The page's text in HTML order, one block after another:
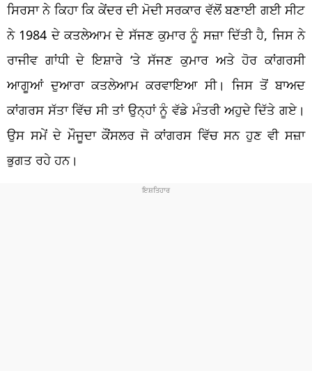
ਸਿਰਸਾ ਨੇ ਕਿਹਾ ਕਿ ਕੇਂਦਰ ਦੀ ਮੋਦੀ ਸਰਕਾਰ ਵੱਲੋਂ ਬਣਾਈ ਗਈ ਸੀਟ
ਨੇ 1984 ਦੇ ਕਤਲੇਆਮ ਦੇ ਸੱਜਣ ਕੁਮਾਰ ਨੂੰ ਸਜ਼ਾ ਦਿੱਤੀ ਹੈ, ਜਿਸ ਨੇ
ਰਾਜੀਵ ਗਾਂਧੀ ਦੇ ਇਸ਼ਾਰੇ ‘ਤੇ ਸੱਜਣ ਕੁਮਾਰ ਅਤੇ ਹੋਰ ਕਾਂਗਰਸੀ
ਆਗੂਆਂ ਦੁਆਰਾ ਕਤਲੇਆਮ ਕਰਵਾਇਆ ਸੀ। ਜਿਸ ਤੋਂ ਬਾਅਦ
ਕਾਂਗਰਸ ਸੱਤਾ ਵਿੱਚ ਸੀ ਤਾਂ ਉਨ੍ਹਾਂ ਨੂੰ ਵੱਡੇ ਮੰਤਰੀ ਅਹੁਦੇ ਦਿੱਤੇ ਗਏ।
ਉਸ ਸਮੇਂ ਦੇ ਮੌਜੂਦਾ ਕੌਂਸਲਰ ਜੋ ਕਾਂਗਰਸ ਵਿੱਚ ਸਨ ਹੁਣ ਵੀ ਸਜ਼ਾ
ਭੁਗਤ ਰਹੇ ਹਨ।